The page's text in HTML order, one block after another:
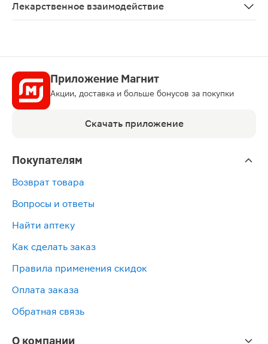
Лекарственное взаимодействие
Приложение Магнит
Акции, доставка и больше бонусов за покупки
Скачать приложение
Покупателям
Возврат товара
Вопросы и ответы
Найти аптеку
Как сделать заказ
Правила применения скидок
Оплата заказа
Обратная связь
О компании